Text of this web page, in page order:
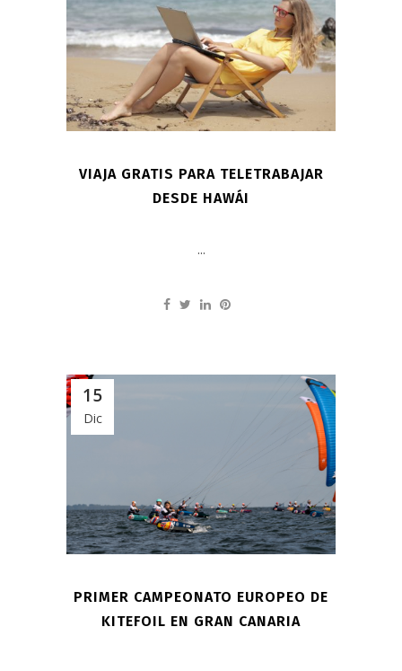
VIAJA GRATIS PARA TELETRABAJAR
DESDE HAWÁI
...
15
Dic
PRIMER CAMPEONATO EUROPEO DE
KITEFOIL EN GRAN CANARIA